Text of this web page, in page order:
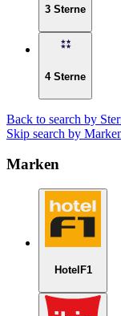
3 Sterne
4 Sterne
Back to search by
Skip search by
Marken
HotelF1